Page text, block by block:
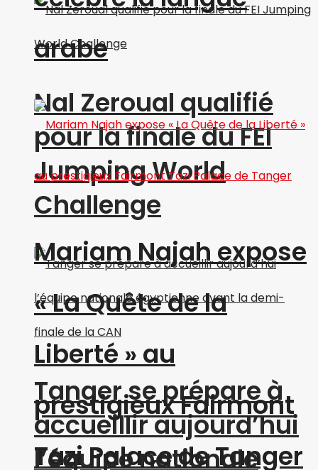
Nal Zeroual qualifié
pour la finale du FEI
Jumping World
Challenge
Tanger se prépare à
accueillir aujourd’hui
l’équipe nationale
arabe
Mariam Najah expose
« La Quête de la
Liberté » au
prestigieux Fairmont
Tazi Palace de Tanger